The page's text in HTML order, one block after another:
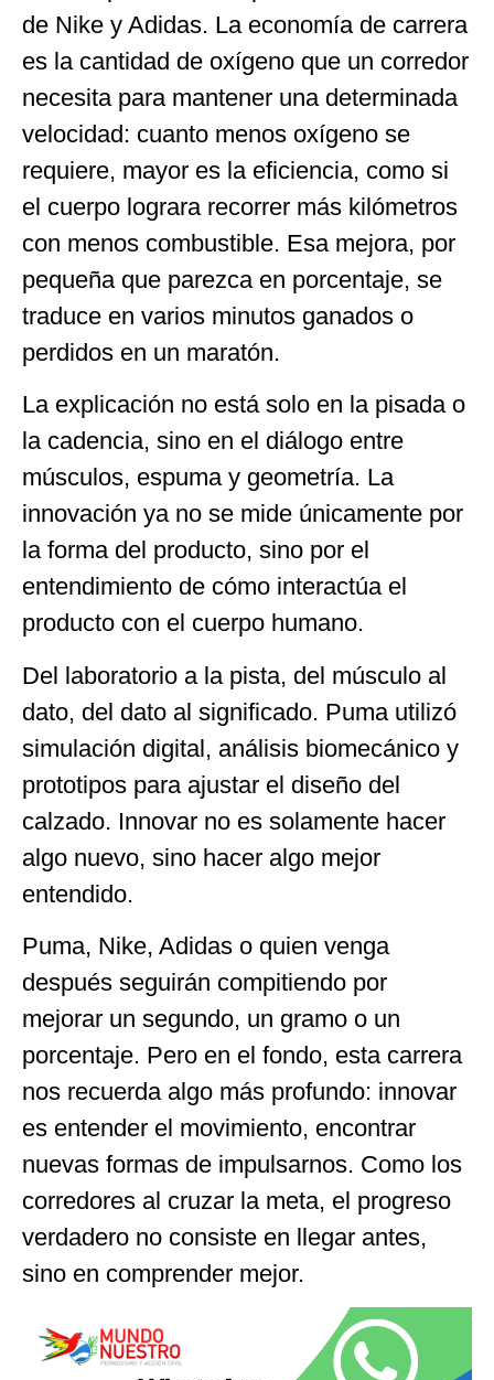
de Nike y Adidas. La economía de carrera
es la cantidad de oxígeno que un corredor
necesita para mantener una determinada
velocidad: cuanto menos oxígeno se
requiere, mayor es la eficiencia, como si
el cuerpo lograra recorrer más kilómetros
con menos combustible. Esa mejora, por
pequeña que parezca en porcentaje, se
traduce en varios minutos ganados o
perdidos en un maratón.
La explicación no está solo en la pisada o
la cadencia, sino en el diálogo entre
músculos, espuma y geometría. La
innovación ya no se mide únicamente por
la forma del producto, sino por el
entendimiento de cómo interactúa el
producto con el cuerpo humano.
Del laboratorio a la pista, del músculo al
dato, del dato al significado. Puma utilizó
simulación digital, análisis biomecánico y
prototipos para ajustar el diseño del
calzado. Innovar no es solamente hacer
algo nuevo, sino hacer algo mejor
entendido.
Puma, Nike, Adidas o quien venga
después seguirán compitiendo por
mejorar un segundo, un gramo o un
porcentaje. Pero en el fondo, esta carrera
nos recuerda algo más profundo: innovar
es entender el movimiento, encontrar
nuevas formas de impulsarnos. Como los
corredores al cruzar la meta, el progreso
verdadero no consiste en llegar antes,
sino en comprender mejor.